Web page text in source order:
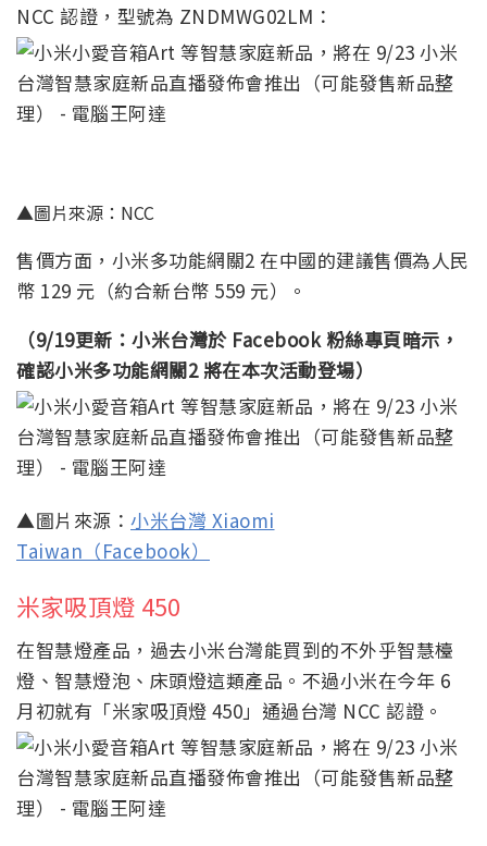
NCC 認證，型號為 ZNDMWG02LM：
▲圖片來源：NCC
售價方面，小米多功能網關2 在中國的建議售價為人民
幣 129 元（約合新台幣 559 元）。
（9/19更新：小米台灣於 Facebook 粉絲專頁暗示，
確認小米多功能網關2 將在本次活動登場）
▲圖片來源： 小米台灣 Xiaomi
Taiwan（Facebook）
米家吸頂燈 450
在智慧燈產品，過去小米台灣能買到的不外乎智慧檯
燈、智慧燈泡、床頭燈這類產品。不過小米在今年 6
月初就有「米家吸頂燈 450」通過台灣 NCC 認證。